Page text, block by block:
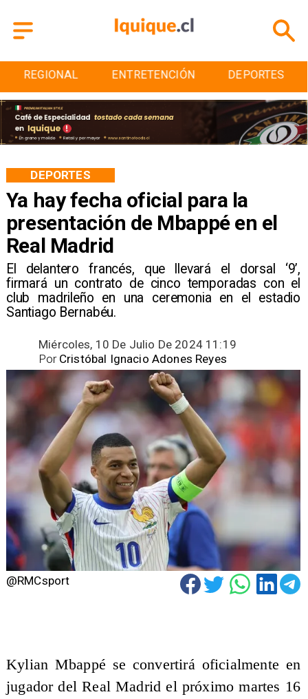
ENTRETENCIÓN DEPORTES CULTURA
Ya hay fecha oficial para la
presentación de Mbappé en el
Real Madrid
​El delantero francés, que llevará el dorsal ‘9’,
firmará un contrato de cinco temporadas con el
club madrileño en una ceremonia en el estadio
Santiago Bernabéu.
DEPORTES
Miércoles, 10 De Julio De 2024 11:19
Cristóbal Ignacio Adones Reyes
Por
@RMCsport
Kylian Mbappé se convertirá oficialmente en
jugador del Real Madrid el próximo martes 16